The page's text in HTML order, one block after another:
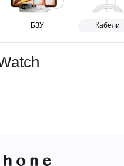
Кабели
БЗУ